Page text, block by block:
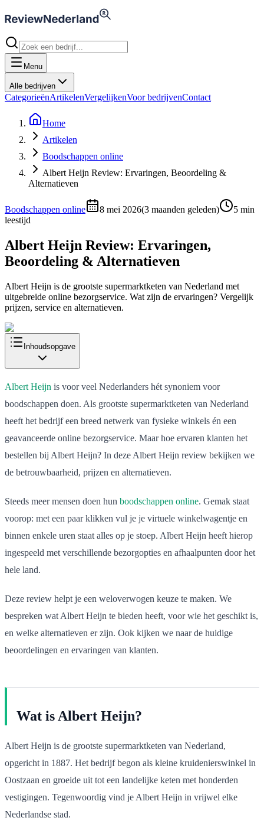
Menu
Alle bedrijven
CategorieënArtikelenVergelijkenVoor bedrijvenContact
Home
Artikelen
Boodschappen online
Albert Heijn Review: Ervaringen, Beoordeling &
Alternatieven
Boodschappen online 8 mei 2026(3 maanden geleden) 5 min
leestijd
Albert Heijn Review: Ervaringen,
Beoordeling & Alternatieven
Albert Heijn is de grootste supermarktketen van Nederland met
uitgebreide online bezorgservice. Wat zijn de ervaringen? Vergelijk
prijzen, service en alternatieven.
Inhoudsopgave
Albert Heijn is voor veel Nederlanders hét synoniem voor
boodschappen doen. Als grootste supermarktketen van Nederland
heeft het bedrijf een breed netwerk van fysieke winkels én een
geavanceerde online bezorgservice. Maar hoe ervaren klanten het
bestellen bij Albert Heijn? In deze Albert Heijn review bekijken we
de betrouwbaarheid, prijzen en alternatieven.
Steeds meer mensen doen hun boodschappen online. Gemak staat
voorop: met een paar klikken vul je je virtuele winkelwagentje en
binnen enkele uren staat alles op je stoep. Albert Heijn heeft hierop
ingespeeld met verschillende bezorgopties en afhaalpunten door het
hele land.
Deze review helpt je een weloverwogen keuze te maken. We
bespreken wat Albert Heijn te bieden heeft, voor wie het geschikt is,
en welke alternatieven er zijn. Ook kijken we naar de huidige
beoordelingen en ervaringen van klanten.
Wat is Albert Heijn?
Albert Heijn is de grootste supermarktketen van Nederland,
opgericht in 1887. Het bedrijf begon als kleine kruidenierswinkel in
Oostzaan en groeide uit tot een landelijke keten met honderden
vestigingen. Tegenwoordig vind je Albert Heijn in vrijwel elke
Nederlandse stad.